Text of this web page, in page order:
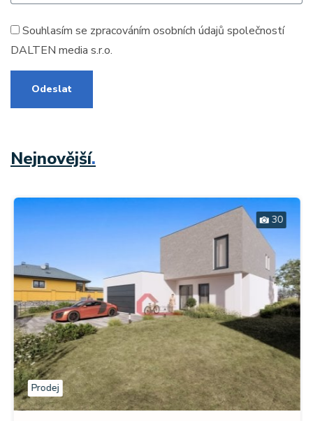
Souhlasím se zpracováním osobních údajů společností
DALTEN media s.r.o.
Odeslat
Nejnovější.
30
Prodej